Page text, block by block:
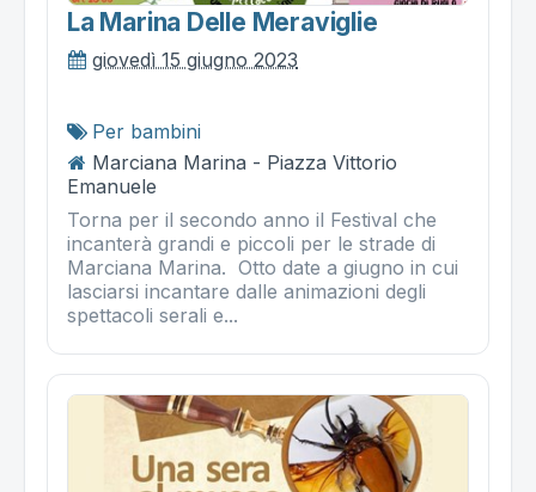
La Marina Delle Meraviglie
giovedì 15 giugno 2023
Per bambini
Marciana Marina - Piazza Vittorio
Emanuele
Torna per il secondo anno il Festival che
incanterà grandi e piccoli per le strade di
Marciana Marina. Otto date a giugno in cui
lasciarsi incantare dalle animazioni degli
spettacoli serali e...